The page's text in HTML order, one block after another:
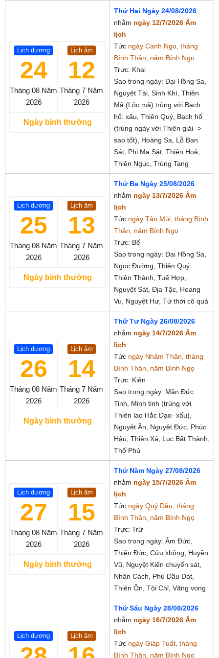
Lịch dương
24
Tháng 08 Năm
2026
Lịch âm
12
Tháng 7 Năm
2026
Ngày bình thường
Thứ Hai Ngày 24/08/2026
nhằm ngày 12/7/2026 Âm
lịch
Tức ngày Canh Ngọ, tháng
Bính Thân, năm Bính Ngọ
Trực: Khai
Sao trong ngày: Đại Hồng Sa,
Nguyệt Tài, Sinh Khí, Thiên
Mã (Lộc mã) trùng với Bạch
hổ: xấu, Thiên Quý, Bạch hổ
(trùng ngày với Thiên giải ->
sao tốt), Hoàng Sa, Lỗ Ban
Sát, Phi Ma Sát, Thiên Hoả,
Thiên Ngục, Trùng Tang
Lịch dương
25
Tháng 08 Năm
2026
Lịch âm
13
Tháng 7 Năm
2026
Ngày bình thường
Thứ Ba Ngày 25/08/2026
nhằm ngày 13/7/2026 Âm
lịch
Tức ngày Tân Mùi, tháng Bính
Thân, năm Bính Ngọ
Trực: Bế
Sao trong ngày: Đại Hồng Sa,
Ngọc Đường, Thiên Quý,
Thiên Thành, Tuế Hợp,
Nguyệt Sát, Địa Tặc, Hoang
Vu, Nguyệt Hư, Tứ thời cô quả
Lịch dương
26
Tháng 08 Năm
2026
Lịch âm
14
Tháng 7 Năm
2026
Ngày bình thường
Thứ Tư Ngày 26/08/2026
nhằm ngày 14/7/2026 Âm
lịch
Tức ngày Nhâm Thân, tháng
Bính Thân, năm Bính Ngọ
Trực: Kiên
Sao trong ngày: Mãn Đức
Tinh, Minh tinh (trùng với
Thiên lao Hắc Đạo- xấu),
Nguyệt Ân, Nguyệt Đức, Phúc
Hậu, Thiên Xá, Lục Bất Thành,
Thổ Phủ
Lịch dương
27
Tháng 08 Năm
2026
Lịch âm
15
Tháng 7 Năm
2026
Ngày bình thường
Thứ Năm Ngày 27/08/2026
nhằm ngày 15/7/2026 Âm
lịch
Tức ngày Quý Dậu, tháng
Bính Thân, năm Bính Ngọ
Trực: Trừ
Sao trong ngày: Âm Đức,
Thiên Đức, Cửu không, Huyền
Vũ, Nguyệt Kiến chuyển sát,
Nhân Cách, Phủ Đầu Dát,
Thiên Ôn, Tội Chỉ, Vãng vong
Lịch dương Lịch âm
Thứ Sáu Ngày 28/08/2026
nhằm ngày 16/7/2026 Âm
lịch
Tức ngày Giáp Tuất, tháng
Bính Thân, năm Bính Ngọ